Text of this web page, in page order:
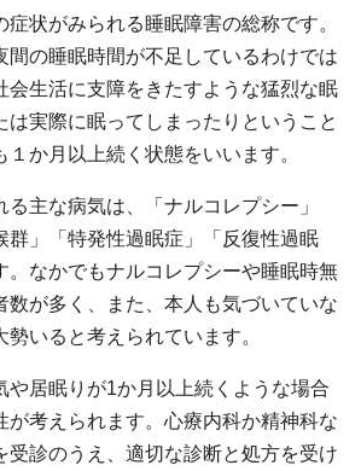
状がみられる睡眠障害の総称です。
間の睡眠時間が不足しているわけでは
会生活に支障をきたすような猛烈な眠
は実際に眠ってしまったりということ
か月以上続く状態をいいます。
主な病気は、「ナルコレプシー」
群」「特発性過眠症」「反復性過眠
。なかでもナルコレプシーや睡眠時無
数が多く、また、本人も気づいていな
いると考えられています。
や居眠りが1か月以上続くような場合
が考えられます。心療内科か精神科な
受診のうえ、適切な診断と処方を受け